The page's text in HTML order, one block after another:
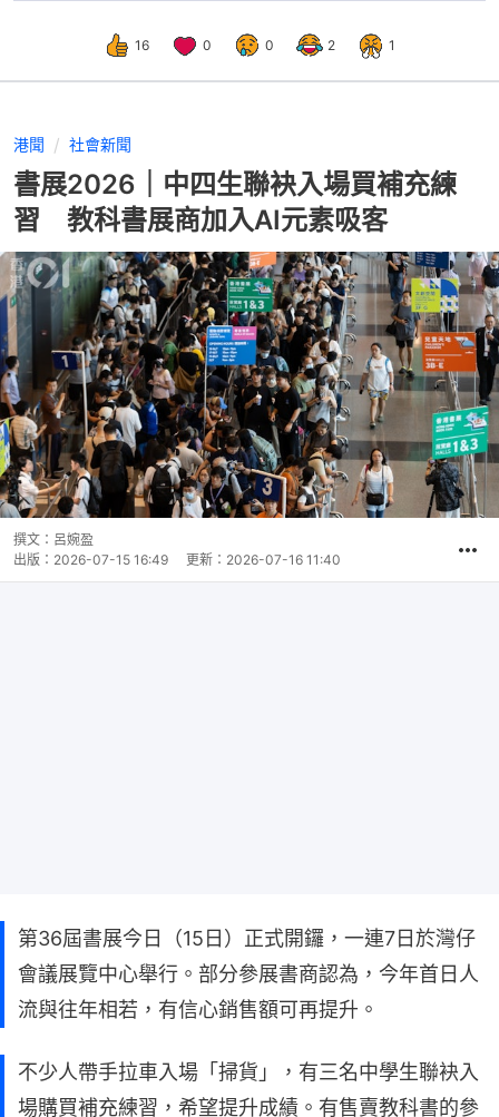
16 0 0 2 1
港聞 社會新聞
書展2026｜中四生聯袂入場買補充練
習 教科書展商加入AI元素吸客
撰文： 呂婉盈
出版： 2026-07-15 16:49 更新： 2026-07-16 11:40
第36屆書展今日（15日）正式開鑼，一連7日於灣仔
會議展覽中心舉行。部分參展書商認為，今年首日人
流與往年相若，有信心銷售額可再提升。
不少人帶手拉車入場「掃貨」，有三名中學生聯袂入
場購買補充練習，希望提升成績。有售賣教科書的參